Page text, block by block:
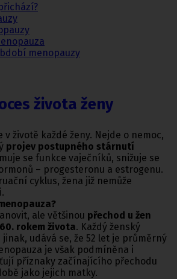
menopauzy
života ženy
v životě každé ženy. Nejde o nemoc,
projev postupného stárnutí
se funkce vaječníků, snižuje se
– progesteronu a estrogenu.
cyklus, žena již nemůže
ale většinou přechod u žen
rokem života. Každý ženský
udává se, že 52 let je průměrný
je však podmíněna i
příznaky začínajícího přechodu
jako jejich matky.